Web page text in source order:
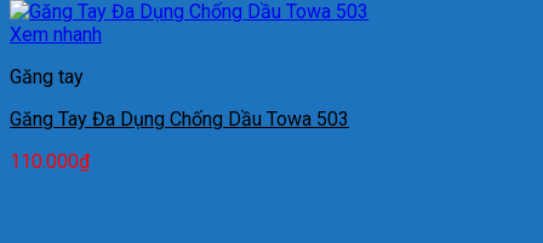
Xem nhanh
Găng tay
Găng Tay Đa Dụng Chống Dầu Towa 503
110.000₫